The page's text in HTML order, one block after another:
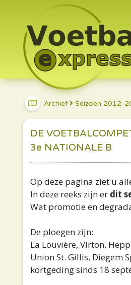
Archief Seizoen 2012-
DE
3e NATIONALE B
Op deze pagina ziet u
In deze reeks zijn er dit
Wat promotie en
De ploegen zijn:
La Louvière, Virton,
Union St. Gillis, Diegem
kortgeding sinds 18